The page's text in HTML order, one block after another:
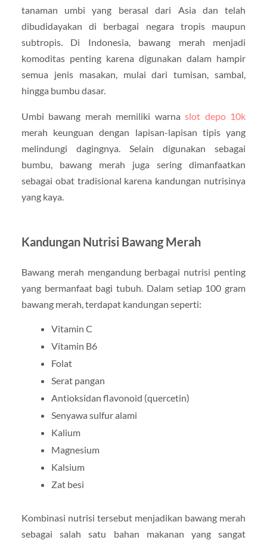
tanaman umbi yang berasal dari Asia dan telah
dibudidayakan di berbagai negara tropis maupun
subtropis. Di Indonesia, bawang merah menjadi
komoditas penting karena digunakan dalam hampir
semua jenis masakan, mulai dari tumisan, sambal,
hingga bumbu dasar.
Umbi bawang merah memiliki warnaslot depo 10k
merah keunguan dengan lapisan-lapisan tipis yang
melindungi dagingnya. Selain digunakan sebagai
bumbu, bawang merah juga sering dimanfaatkan
sebagai obat tradisional karena kandungan nutrisinya
yang kaya.
Kandungan Nutrisi Bawang Merah
Bawang merah mengandung berbagai nutrisi penting
yang bermanfaat bagi tubuh. Dalam setiap 100 gram
bawang merah, terdapat kandungan seperti:
Vitamin C
Vitamin B6
Folat
Serat pangan
Antioksidan flavonoid (quercetin)
Senyawa sulfur alami
Kalium
Magnesium
Kalsium
Zat besi
Kombinasi nutrisi tersebut menjadikan bawang merah
sebagai salah satu bahan makanan yang sangat